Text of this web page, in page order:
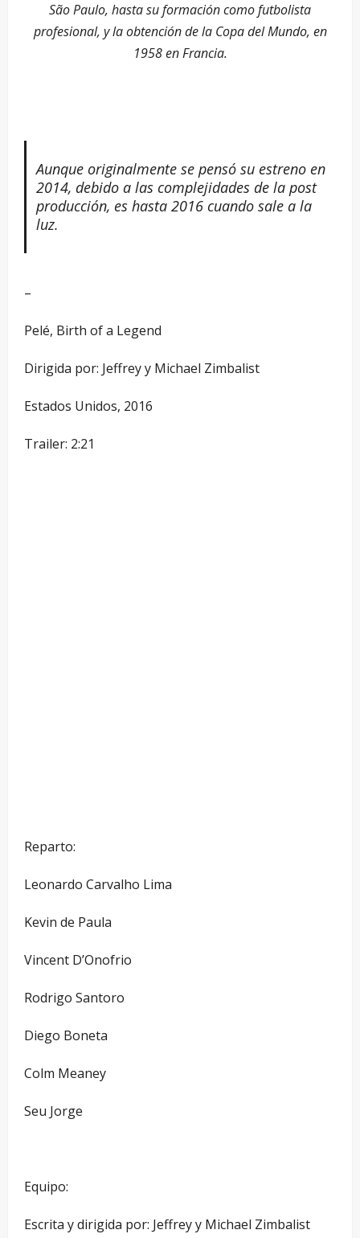
São Paulo, hasta su formación como futbolista
profesional, y la obtención de la Copa del Mundo, en
1958 en Francia.
Aunque originalmente se pensó su estreno en
2014, debido a las complejidades de la post
producción, es hasta 2016 cuando sale a la
luz.
–
Pelé, Birth of a Legend
Dirigida por: Jeffrey y Michael Zimbalist
Estados Unidos, 2016
Trailer: 2:21
Reparto:
Leonardo Carvalho Lima
Kevin de Paula
Vincent D’Onofrio
Rodrigo Santoro
Diego Boneta
Colm Meaney
Seu Jorge
Equipo:
Escrita y dirigida por: Jeffrey y Michael Zimbalist